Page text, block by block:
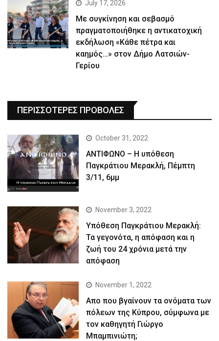
July 17, 2026
Με συγκίνηση και σεβασμό
πραγματοποιήθηκε η αντικατοχική
εκδήλωση «Κάθε πέτρα και
καημός…» στον Δήμο Λατσιών-
Γερίου
ΠΕΡΙΣΣΟΤΕΡΕΣ ΠΡΟΒΟΛΕΣ
October 31, 2022
ΑΝΤΙΦΩΝΟ – Η υπόθεση
Παγκράτιου Μερακλή, Πέμπτη
3/11, 6μμ
November 3, 2022
Yπόθεση Παγκράτιου Μερακλή:
Τα γεγονότα, η απόφαση και η
ζωή του 24 χρόνια μετά την
απόφαση
November 1, 2022
Απο που βγαίνουν τα ονόματα των
πόλεων της Κύπρου, σύμφωνα με
τον καθηγητή Γιώργο
Μπαμπινιώτη;